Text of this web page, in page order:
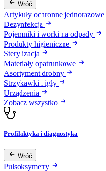
Wróć
Artykuły ochronne jednorazowe
Dezynfekcja
Pojemniki i worki na odpady
Produkty higieniczne
Sterylizacja
Materiały opatrunkowe
Asortyment drobny
Strzykawki i igły
Urządzenia
Zobacz wszystko
Profilaktyka i diagnostyka
Wróć
Pulsoksymetry